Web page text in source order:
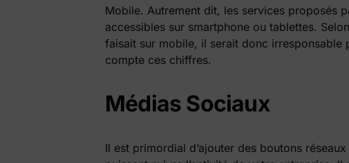
Mobile. Autrement dit, les services proposés
accessibles sur smartphone ou tablettes.
faisait sur mobile, il serait donc irresponsable
compte ces chiffres.
Médias Sociaux
Il est primordial d’ajouter des boutons